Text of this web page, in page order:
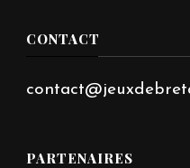
CONTACT
PARTENAIRES